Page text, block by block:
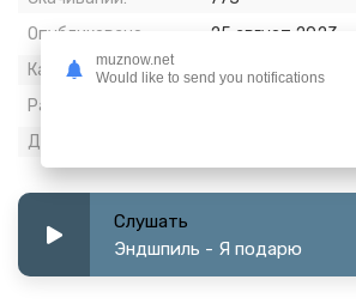
Опубликовано:
25 август 2023
Качество:
320 kbps, Stereo
Размер:
Длительность:
Слушать
Эндшпиль - Я подарю
muznow.net
Would like to send you notifications